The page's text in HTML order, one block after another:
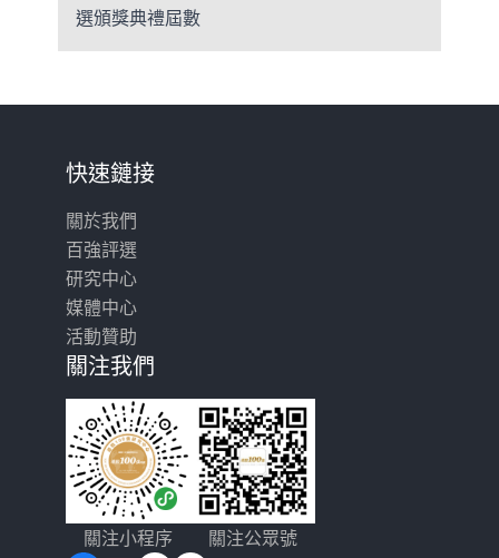
選頒獎典禮屆數
快速鏈接
關於我們
百強評選
研究中心
媒體中心
活動贊助
關注我們
關注小程序 關注公眾號